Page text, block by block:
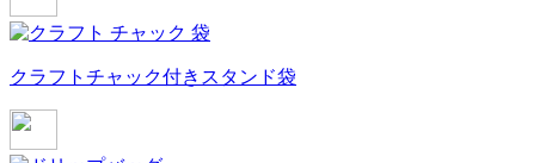
クラフトチャック付きスタンド袋